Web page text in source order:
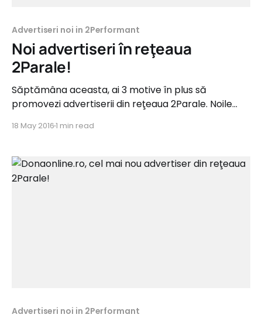
Advertiseri noi in 2Performant
Noi advertiseri în reţeaua
2Parale!
Săptămâna aceasta, ai 3 motive în plus să
promovezi advertiserii din reţeaua 2Parale. Noile
Home&Deco şi Fashion. Comisioanele oferite sunt
Sale Categorie: Home&Deco Comision: 9% Perioadă
de recurență: 2 luni Feed
18 May 20161 min read
Advertiseri noi in 2Performant